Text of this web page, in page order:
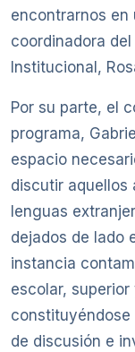
encontrarnos en
coordinadora
Institucional,
Por su parte, el
programa,
espacio
discutir aquellos
lenguas
dejados de lado
instancia
escolar,
de discusión e